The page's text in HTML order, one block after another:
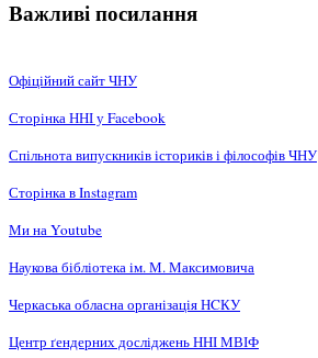
Важливі посилання
Офіційний сайт ЧНУ
Сторінка ННІ у Facebook
Спільнота випускників істориків і філософів ЧНУ
Сторінка в Instagram
Ми на Youtube
Наукова бібліотека ім. М. Максимовича
Черкаська обласна організація НCКУ
Центр ґендерних досліджень ННІ МВІФ